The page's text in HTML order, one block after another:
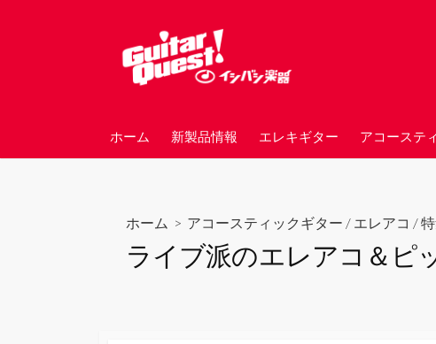
ホーム 新製品情報 エレキギター アコーステ
ホーム > アコースティックギター / エレアコ /
ライブ派のエレアコ＆